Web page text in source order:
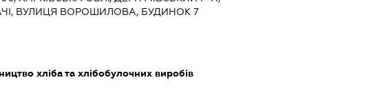
ВУЛИЦЯ ВОРОШИЛОВА, БУДИНОК 7
хліба та хлібобулочних виробів